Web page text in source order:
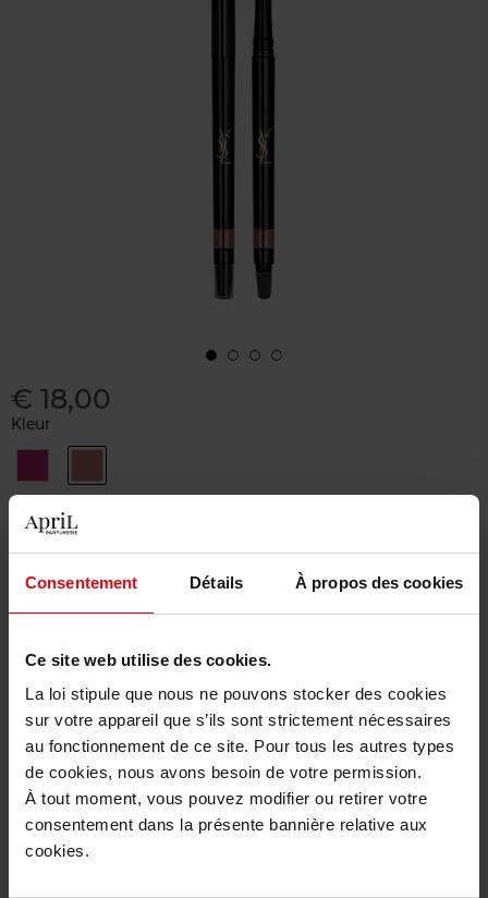
Consentement Détails À propos des cookies
Ce site web utilise des cookies.
La loi stipule que nous ne pouvons stocker des cookies
sur votre appareil que s’ils sont strictement nécessaires
au fonctionnement de ce site. Pour tous les autres types
de cookies, nous avons besoin de votre permission.
À tout moment, vous pouvez modifier ou retirer votre
consentement dans la présente bannière relative aux
cookies.
€ 18,00
Kleur
Le Le
Aantal
1
Levering
Me verwittigen wanneer het weer beschikbaar
is.
Gratis levering bij aankoop van min. 55€
Gratis retour in je winkelpunt
Gratis verpakking